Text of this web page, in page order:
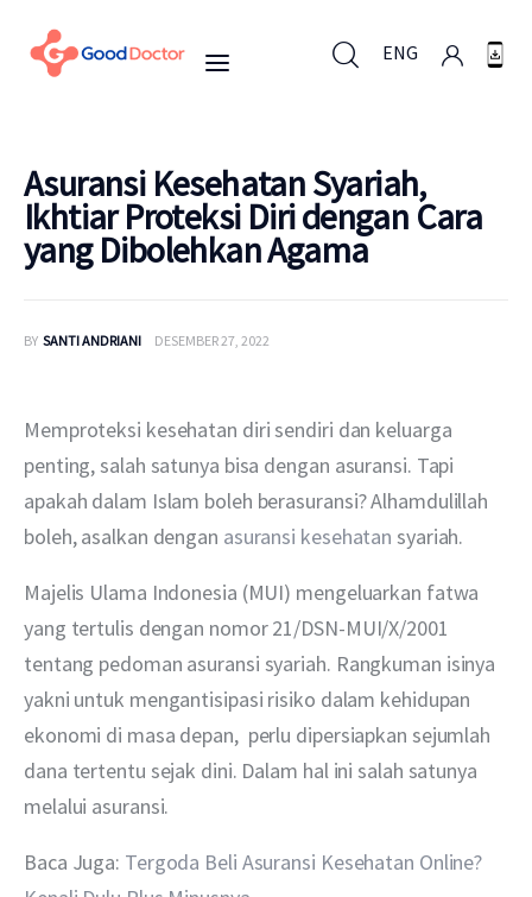
ENG
ENG
Untuk Bisnis
Layanan
Asuransi Kesehatan Syariah,
Ikhtiar Proteksi Diri dengan Cara
yang Dibolehkan Agama
BY SANTI ANDRIANI DESEMBER 27, 2022
Memproteksi kesehatan diri sendiri dan keluarga
penting, salah satunya bisa dengan asuransi. Tapi
apakah dalam Islam boleh berasuransi? Alhamdulillah
boleh, asalkan dengan asuransi kesehatan syariah.
Majelis Ulama Indonesia (MUI) mengeluarkan fatwa
yang tertulis dengan nomor 21/DSN-MUI/X/2001
tentang pedoman asuransi syariah. Rangkuman isinya
yakni untuk mengantisipasi risiko dalam kehidupan
ekonomi di masa depan,  perlu dipersiapkan sejumlah
dana tertentu sejak dini. Dalam hal ini salah satunya
melalui asuransi.
Baca Juga: Tergoda Beli Asuransi Kesehatan Online?